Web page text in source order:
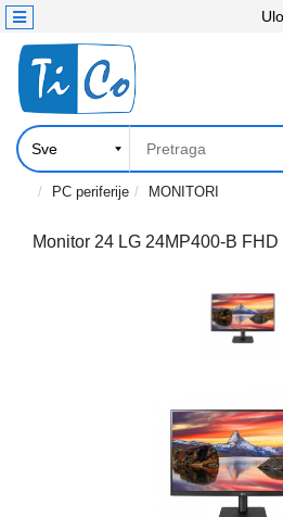
KATEGORIJE
Računari,
Komponente
Laptop
tablet
Kontakt
PC periferije MONITORI
Monitor 24 LG 24MP400-B FHD